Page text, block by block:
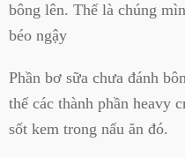
bông lên. Thế là chúng
béo ngậy
Phần bơ sữa chưa đánh
thế các thành phần heavy
sốt kem trong nấu ăn đó.